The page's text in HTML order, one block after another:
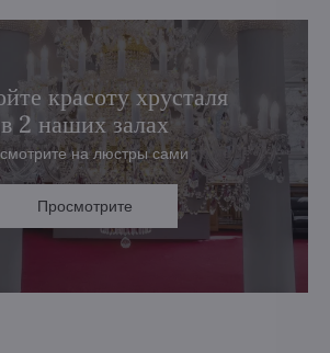
красоту хрусталя
в 2 наших залах
на люстры сами
Просмотрите